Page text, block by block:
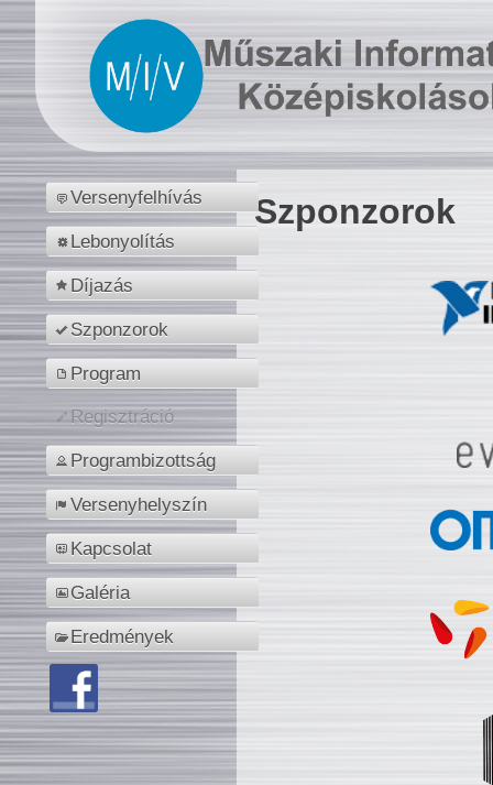
Versenyfelhívás
Lebonyolítás
Díjazás
Szponzorok
Program
Regisztráció
Programbizottság
Versenyhelyszín
Kapcsolat
Galéria
Eredmények
Szponzorok